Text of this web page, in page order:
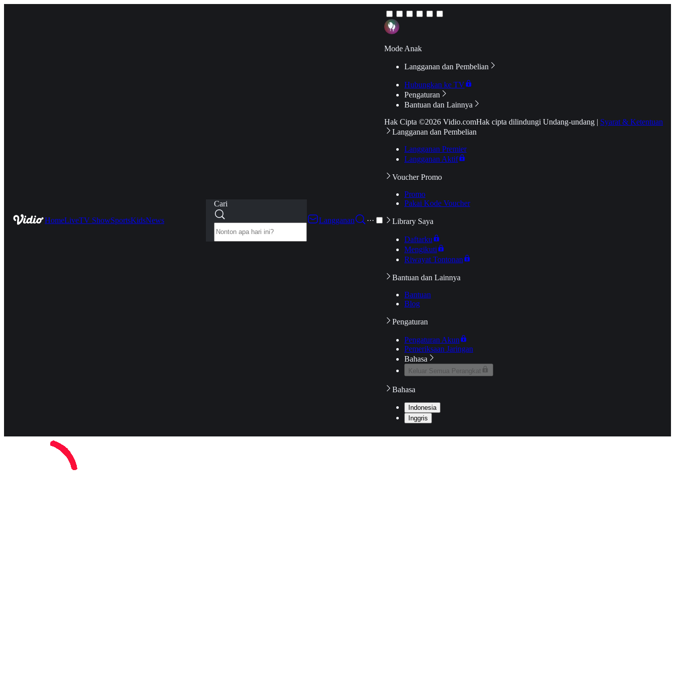
HomeLiveTV ShowSportsKidsNews
Cari
Langganan
···
Mode Anak
Langganan dan Pembelian
Hubungkan ke TV
Pengaturan
Bantuan dan Lainnya
Hak Cipta ©2026 Vidio.comHak cipta dilindungi Undang-undang | Syarat & Ketentuan
Langganan dan Pembelian
Langganan Premier
Langganan Aktif
Voucher Promo
Promo
Pakai Kode Voucher
Library Saya
Daftarku
Mengikuti
Riwayat Tontonan
Bantuan dan Lainnya
Bantuan
Blog
Pengaturan
Pengaturan Akun
Pemeriksaan Jaringan
Bahasa
Keluar Semua Perangkat
Bahasa
Indonesia
Inggris